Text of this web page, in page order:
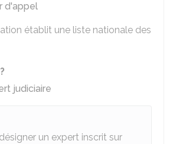
d'appel
établit une liste nationale des
judiciaire
un expert inscrit sur